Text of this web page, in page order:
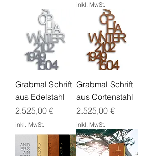
inkl. MwSt.
Grabmal Schrift
aus Edelstahl
Preis
2.525,00 €
inkl. MwSt.
Grabmal Schrift
aus Cortenstahl
Preis
2.525,00 €
inkl. MwSt.